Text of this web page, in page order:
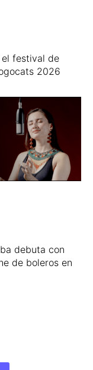
el festival de
2026
debuta con
de boleros en